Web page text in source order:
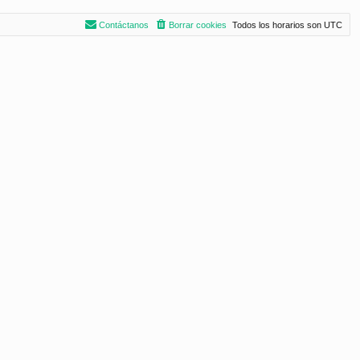
Todos los horarios son UTC
Borrar cookies
Contáctanos